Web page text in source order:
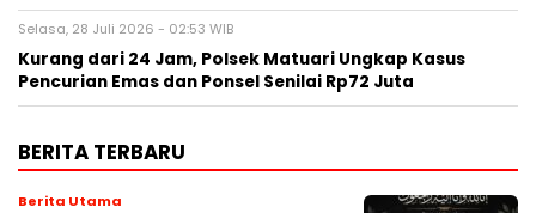
Selasa, 28 Juli 2026 - 02:53 WIB
Kurang dari 24 Jam, Polsek Matuari Ungkap Kasus
Pencurian Emas dan Ponsel Senilai Rp72 Juta
BERITA TERBARU
Berita Utama